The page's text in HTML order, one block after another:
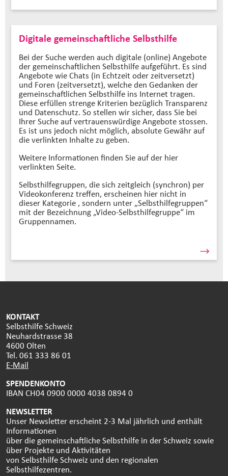
Digitale gemeinschaftliche Selbsthilfe
Bei der Suche werden auch digitale (online) Angebote
der gemeinschaftlichen Selbsthilfe aufgeführt. Es sind
Angebote wie Chats (in Echtzeit oder zeitversetzt)
und Foren (zeitversetzt), welche den Gedanken der
gemeinschaftlichen Selbsthilfe ins Internet tragen.
Diese erfüllen strenge Kriterien bezüglich Transparenz
und Datenschutz. So stellen wir sicher, dass Sie bei
Ihrer Suche auf vertrauenswürdige Angebote stossen.
Es ist uns jedoch nicht möglich, absolute Gewähr auf
die verlinkten Inhalte zu geben.
Weitere Informationen finden Sie auf der hier
verlinkten Seite.
Selbsthilfegruppen, die sich zeitgleich (synchron) per
Videokonferenz treffen, erscheinen hier nicht in
dieser Kategorie , sondern unter „Selbsthilfegruppen“
mit der Bezeichnung „Video-Selbsthilfegruppe“ im
Gruppennamen.
KONTAKT
Selbsthilfe Schweiz
Neuhardstrasse 38
4600 Olten
Tel. 061 333 86 01
E-Mail
SPENDENKONTO
IBAN CH04 0900 0000 4038 0894 0
NEWSLETTER
Unser Newsletter erscheint 2-3 Mal jährlich und enthält
Informationen
über die gemeinschaftliche Selbsthilfe in der Schweiz sowie
über Projekte und Aktivitäten
von Selbsthilfe Schweiz und den regionalen
Selbsthilfezentren.